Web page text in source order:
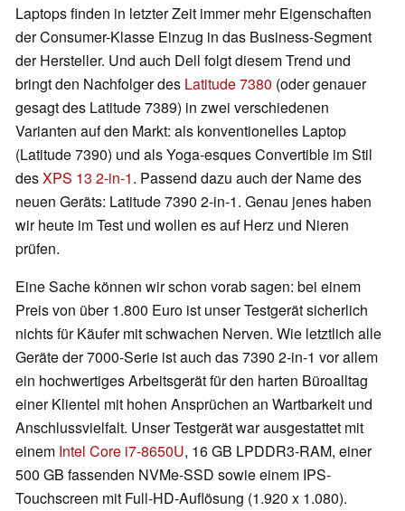
Laptops finden in letzter Zeit immer mehr Eigenschaften
der Consumer-Klasse Einzug in das Business-Segment
der Hersteller. Und auch Dell folgt diesem Trend und
bringt den Nachfolger des Latitude 7380 (oder genauer
gesagt des Latitude 7389) in zwei verschiedenen
Varianten auf den Markt: als konventionelles Laptop
(Latitude 7390) und als Yoga-esques Convertible im Stil
desXPS 13 2-in-1. Passend dazu auch der Name des
neuen Geräts: Latitude 7390 2-in-1. Genau jenes haben
wir heute im Test und wollen es auf Herz und Nieren
prüfen.
Eine Sache können wir schon vorab sagen: bei einem
Preis von über 1.800 Euro ist unser Testgerät sicherlich
nichts für Käufer mit schwachen Nerven. Wie letztlich alle
Geräte der 7000-Serie ist auch das 7390 2-in-1 vor allem
ein hochwertiges Arbeitsgerät für den harten Büroalltag
einer Klientel mit hohen Ansprüchen an Wartbarkeit und
Anschlussvielfalt. Unser Testgerät war ausgestattet mit
einem Intel Core i7-8650U, 16 GB LPDDR3-RAM, einer
500 GB fassenden NVMe-SSD sowie einem IPS-
Touchscreen mit Full-HD-Auflösung (1.920 x 1.080).